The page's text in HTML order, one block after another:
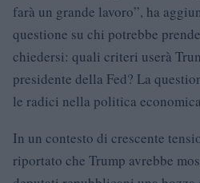
farà un grande lavoro”, ha
questione su chi potrebbe
chiedersi: quali criteri userà
presidente della Fed? La
le radici nella politica
In un contesto di crescente
riportato che Trump avrebbe